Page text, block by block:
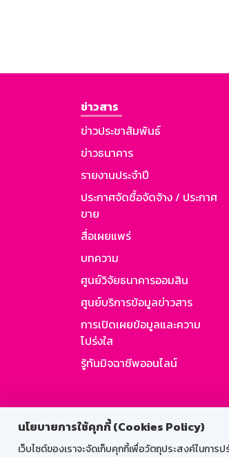
นโยบายการใช้คุกกี้ (Cookies Policy)
เว็บไซต์ของเราจะจัดเก็บคุกกี้เพื่อวัตถุประสงค์ในกา
ข่าวสาร
ข่าวประชาสัมพันธ์
ข่าวธนาคาร
รายงานประจำปี
ประกาศจัดซื้อจัดจ้าง / ประกาศ
ขาย
สื่อเผยแพร่
บทความ
ศูนย์วิจัยธนาคารออมสิน
ศูนย์บริการข้อมูลข่าวสาร
การเปิดเผยข้อมูลและความ
โปร่งใส
รู้ทันมิจฉาชีพออนไลน์